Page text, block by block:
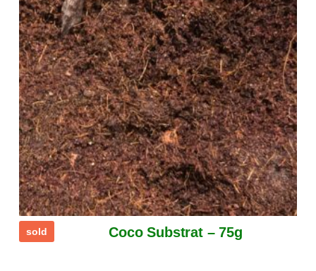
sold Coco Substrat – 75g